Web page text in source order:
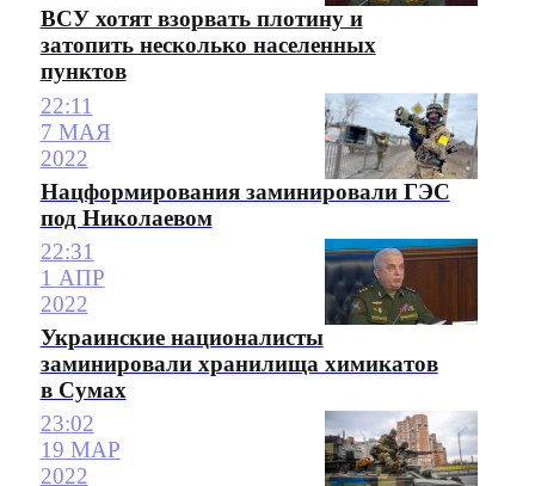
ВСУ хотят взорвать плотину и
затопить несколько населенных
пунктов
22:11
7 МАЯ
2022
Нацформирования заминировали ГЭС
под Николаевом
22:31
1 АПР
2022
Украинские националисты
заминировали хранилища химикатов
в Сумах
23:02
19 МАР
2022